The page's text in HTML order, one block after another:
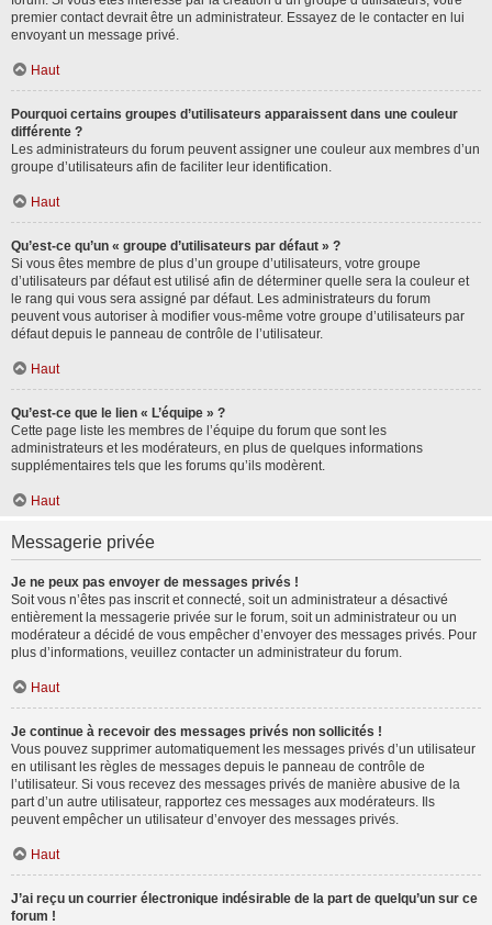
premier contact devrait être un administrateur. Essayez de le contacter en lui
envoyant un message privé.
Haut
Pourquoi certains groupes d’utilisateurs apparaissent dans une couleur
différente ?
Les administrateurs du forum peuvent assigner une couleur aux membres d’un
groupe d’utilisateurs afin de faciliter leur identification.
Haut
Qu’est-ce qu’un « groupe d’utilisateurs par défaut » ?
Si vous êtes membre de plus d’un groupe d’utilisateurs, votre groupe
d’utilisateurs par défaut est utilisé afin de déterminer quelle sera la couleur et
le rang qui vous sera assigné par défaut. Les administrateurs du forum
peuvent vous autoriser à modifier vous-même votre groupe d’utilisateurs par
défaut depuis le panneau de contrôle de l’utilisateur.
Haut
Qu’est-ce que le lien « L’équipe » ?
Cette page liste les membres de l’équipe du forum que sont les
administrateurs et les modérateurs, en plus de quelques informations
supplémentaires tels que les forums qu’ils modèrent.
Haut
Messagerie privée
Je ne peux pas envoyer de messages privés !
Soit vous n’êtes pas inscrit et connecté, soit un administrateur a désactivé
entièrement la messagerie privée sur le forum, soit un administrateur ou un
modérateur a décidé de vous empêcher d’envoyer des messages privés. Pour
plus d’informations, veuillez contacter un administrateur du forum.
Haut
Je continue à recevoir des messages privés non sollicités !
Vous pouvez supprimer automatiquement les messages privés d’un utilisateur
en utilisant les règles de messages depuis le panneau de contrôle de
l’utilisateur. Si vous recevez des messages privés de manière abusive de la
part d’un autre utilisateur, rapportez ces messages aux modérateurs. Ils
peuvent empêcher un utilisateur d’envoyer des messages privés.
Haut
J’ai reçu un courrier électronique indésirable de la part de quelqu’un sur ce
forum !